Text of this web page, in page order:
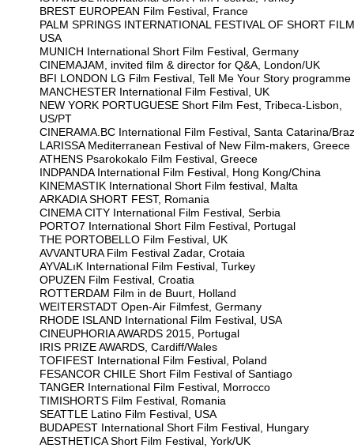
BREST EUROPEAN Film Festival, France
PALM SPRINGS INTERNATIONAL FESTIVAL OF SHORT
USA
MUNICH International Short Film Festival, Germany
CINEMAJAM, invited film & director for Q&A, London/UK
BFI LONDON LG Film Festival, Tell Me Your Story programme
MANCHESTER International Film Festival, UK
NEW YORK PORTUGUESE Short Film Fest, Tribeca-Lisbon,
US/PT
CINERAMA.BC International Film Festival, Santa Catarina/
LARISSA Mediterranean Festival of New Film-makers, Greece
ATHENS Psarokokalo Film Festival, Greece
INDPANDA International Film Festival, Hong Kong/China
KINEMASTIK International Short Film festival, Malta
ARKADIA SHORT FEST, Romania
CINEMA CITY International Film Festival, Serbia
PORTO7 International Short Film Festival, Portugal
THE PORTOBELLO Film Festival, UK
AVVANTURA Film Festival Zadar, Crotaia
AYVALıK International Film Festival, Turkey
OPUZEN Film Festival, Croatia
ROTTERDAM Film in de Buurt, Holland
WEITERSTADT Open-Air Filmfest, Germany
RHODE ISLAND International Film Festival, USA
CINEUPHORIA AWARDS 2015, Portugal
IRIS PRIZE AWARDS, Cardiff/Wales
TOFIFEST International Film Festival, Poland
FESANCOR CHILE Short Film Festival of Santiago
TANGER International Film Festival, Morrocco
TIMISHORTS Film Festival, Romania
SEATTLE Latino Film Festival, USA
BUDAPEST International Short Film Festival, Hungary
AESTHETICA Short Film Festival, York/UK